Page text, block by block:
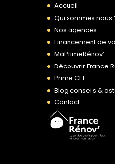
Accueil
Qui sommes nous
Nos agences
Financement de
MaPrimeRénov’
Découvrir France
Prime CEE
Blog conseils &
Contact